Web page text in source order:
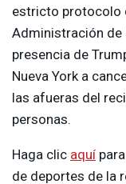
estricto protocolo
Administración de
presencia de
Nueva York a
las afueras del
personas.
Haga clic aquí
de deportes de la